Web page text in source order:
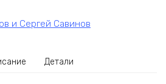
и Сергей Савинов
Детали